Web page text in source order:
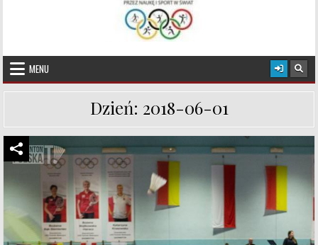
UKS Hubal Białystok
MENU
Dzień: 2018-06-01